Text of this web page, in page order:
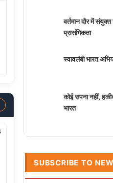
वर्तमान दौर में संयुक्त
प्रासंगिकता
स्वावलंबी भारत
कोई सपना नहीं,
भारत
SUBSCRIBE TO